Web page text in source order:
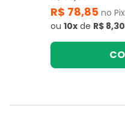
R$ 78,85 no Pix
ou 10x de R$ 8,30